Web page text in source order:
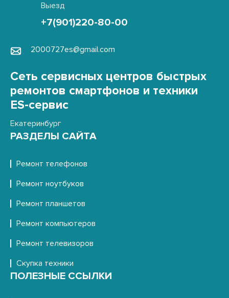
Выезд
+7(901)220-80-00
2000727es@gmail.com
Сеть сервисных центров быстрых
ремонтов смартфонов и техники
ES-сервис
Екатеринбург
РАЗДЕЛЫ САЙТА
Ремонт телефонов
Ремонт ноутбуков
Ремонт планшетов
Ремонт компьютеров
Ремонт телевизоров
Скупка техники
ПОЛЕЗНЫЕ ССЫЛКИ